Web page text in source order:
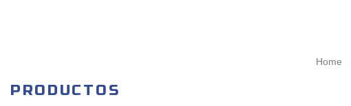
Home
PRODUCTOS